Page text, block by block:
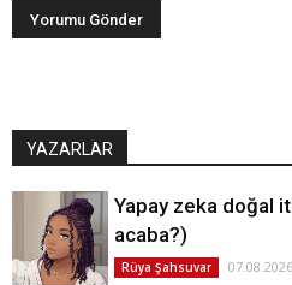
YAZARLAR
Yapay zeka doğal
acaba?)
Rüya Şahsuvar 07.08.2026